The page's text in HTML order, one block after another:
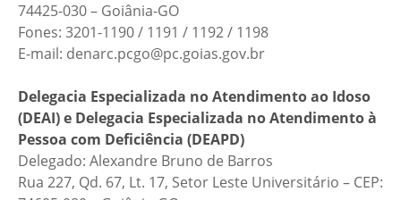
74425-030 – Goiânia-GO
Fones: 3201-1190 / 1191 / 1192 / 1198
E-mail: denarc.pcgo@pc.goias.gov.br
Delegacia Especializada no Atendimento ao Idoso
(DEAI) e Delegacia Especializada no Atendimento à
Pessoa com Deficiência (DEAPD)
Delegado: Alexandre Bruno de Barros
Rua 227, Qd. 67, Lt. 17, Setor Leste Universitário – CEP: